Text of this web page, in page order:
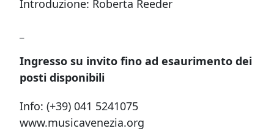
Introduzione: Roberta Reeder
Ingresso su invito fino ad esaurimento dei
posti disponibili
Info: (+39) 041 5241075
www.musicavenezia.org